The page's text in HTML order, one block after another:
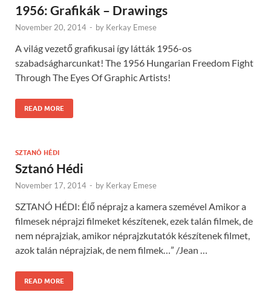
1956: Grafikák – Drawings
November 20, 2014 - by Kerkay Emese
A világ vezető grafikusai így látták 1956-os
szabadságharcunkat! The 1956 Hungarian Freedom Fight
Through The Eyes Of Graphic Artists!
READ MORE
SZTANÓ HÉDI
Sztanó Hédi
November 17, 2014 - by Kerkay Emese
SZTANÓ HÉDI: Élő néprajz a kamera szemével Amikor a
filmesek néprajzi filmeket készítenek, ezek talán filmek, de
nem néprajziak, amikor néprajzkutatók készítenek filmet,
azok talán néprajziak, de nem filmek…” /Jean …
READ MORE